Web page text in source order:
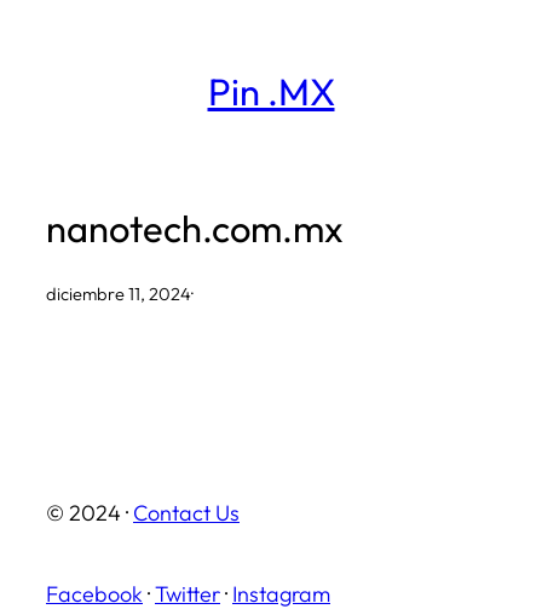
Pin .MX
nanotech.com.mx
diciembre 11, 2024·
© 2024 · Contact Us
Facebook ·Twitter· Instagram